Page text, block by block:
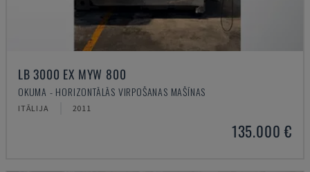
LB 3000 EX MYW 800
OKUMA - HORIZONTĀLĀS VIRPOŠANAS MAŠĪNAS
ITĀLIJA 2011
135.000 €